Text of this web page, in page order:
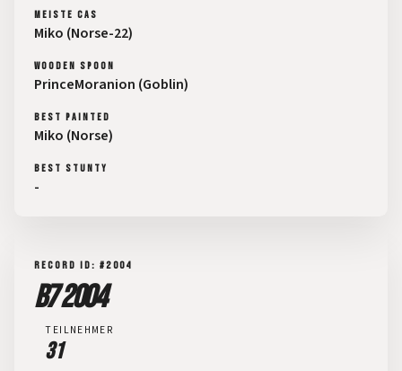
MEISTE CAS
Miko (Norse-22)
WOODEN SPOON
PrinceMoranion (Goblin)
BEST PAINTED
Miko (Norse)
BEST STUNTY
-
RECORD ID: #2004
B7 2004
TEILNEHMER
31